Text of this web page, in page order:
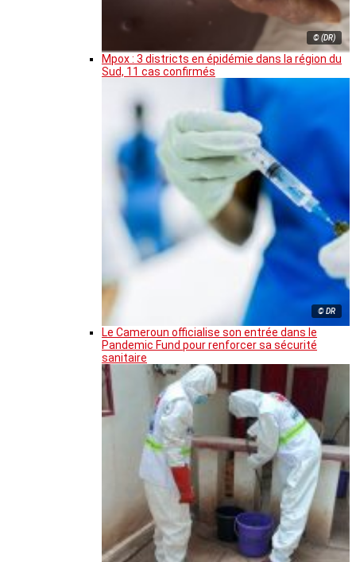
© (DR)
Mpox : 3 districts en épidémie dans la région du
Sud, 11 cas confirmés
© DR
Le Cameroun officialise son entrée dans le
Pandemic Fund pour renforcer sa sécurité
sanitaire